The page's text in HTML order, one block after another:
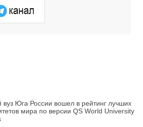
Юга России вошел в рейтинг лучших
мира по версии QS World University